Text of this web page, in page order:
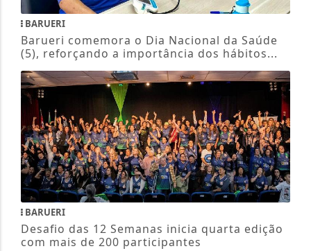
BARUERI
Barueri comemora o Dia Nacional da Saúde
(5), reforçando a importância dos hábitos...
BARUERI
Desafio das 12 Semanas inicia quarta edição
com mais de 200 participantes